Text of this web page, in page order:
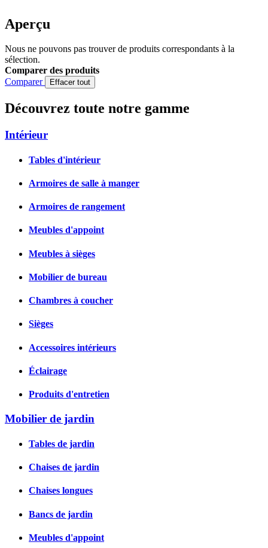
Aperçu
Nous ne pouvons pas trouver de produits correspondants à la
sélection.
Comparer des produits
Comparer
Effacer tout
Découvrez toute notre gamme
Intérieur
Tables d'intérieur
Armoires de salle à manger
Armoires de rangement
Meubles d'appoint
Meubles à sièges
Mobilier de bureau
Chambres à coucher
Sièges
Accessoires intérieurs
Éclairage
Produits d'entretien
Mobilier de jardin
Tables de jardin
Chaises de jardin
Chaises longues
Bancs de jardin
Meubles d'appoint